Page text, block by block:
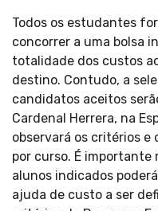
Todos os estudantes
concorrer a uma bolsa
totalidade dos custos
destino. Contudo, a
candidatos aceitos
Cardenal Herrera, na
observará os critérios e
por curso. É importante
alunos indicados
ajuda de custo a ser